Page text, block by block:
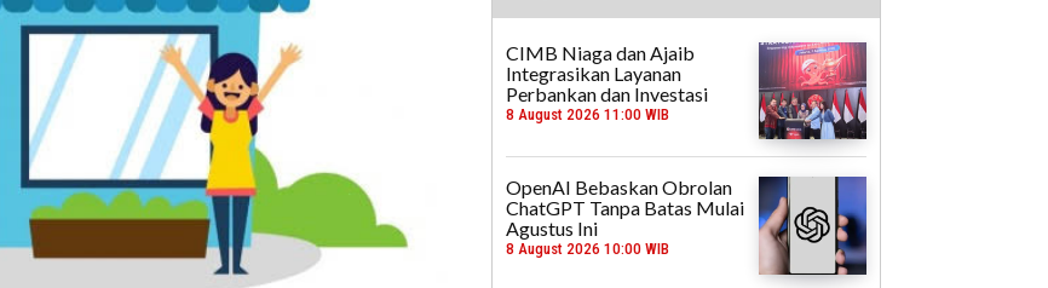
CIMB Niaga dan Ajaib
Integrasikan Layanan
Perbankan dan Investasi
8 August 2026 11:00 WIB
OpenAI Bebaskan Obrolan
ChatGPT Tanpa Batas Mulai
Agustus Ini
8 August 2026 10:00 WIB